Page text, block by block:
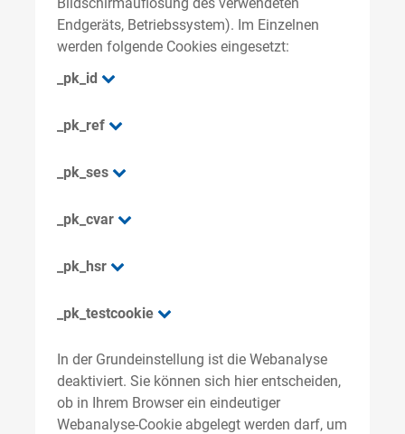
Endgeräts, Betriebssystem). Im Einzelnen
werden folgende Cookies eingesetzt:
_pk_id
_pk_ref
_pk_ses
_pk_cvar
_pk_hsr
_pk_testcookie
In der Grundeinstellung ist die Webanalyse
deaktiviert. Sie können sich hier entscheiden,
ob in Ihrem Browser ein eindeutiger
Webanalyse-Cookie abgelegt werden darf, um